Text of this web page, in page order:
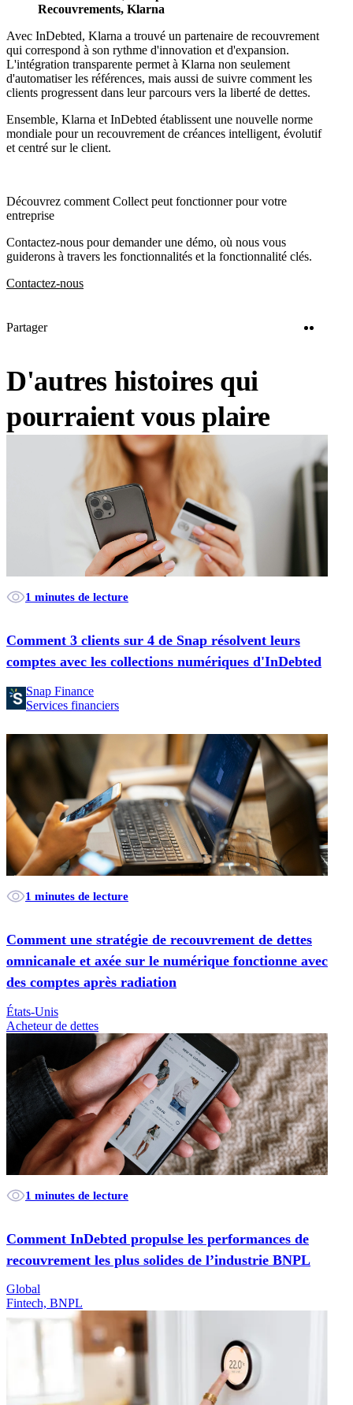
Recouvrements, Klarna
Avec InDebted, Klarna a trouvé un partenaire de recouvrement
qui correspond à son rythme d'innovation et d'expansion.
L'intégration transparente permet à Klarna non seulement
d'automatiser les références, mais aussi de suivre comment les
clients progressent dans leur parcours vers la liberté de dettes.
Ensemble, Klarna et InDebted établissent une nouvelle norme
mondiale pour un recouvrement de créances intelligent, évolutif
et centré sur le client.
Découvrez comment Collect peut fonctionner pour votre
entreprise
Contactez-nous pour demander une démo, où nous vous
guiderons à travers les fonctionnalités et la fonctionnalité clés.
Contactez-nous
Partager
D'autres histoires qui
pourraient vous plaire
1 minutes de lecture
Comment 3 clients sur 4 de Snap résolvent leurs
comptes avec les collections numériques d'InDebted
Snap Finance
Services financiers
1 minutes de lecture
Comment une stratégie de recouvrement de dettes
omnicanale et axée sur le numérique fonctionne avec
des comptes après radiation
États-Unis
Acheteur de dettes
1 minutes de lecture
Comment InDebted propulse les performances de
recouvrement les plus solides de l’industrie BNPL
Global
Fintech, BNPL